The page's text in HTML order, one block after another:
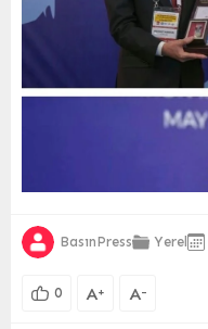
BasınPress Yerel
0 A+ A-